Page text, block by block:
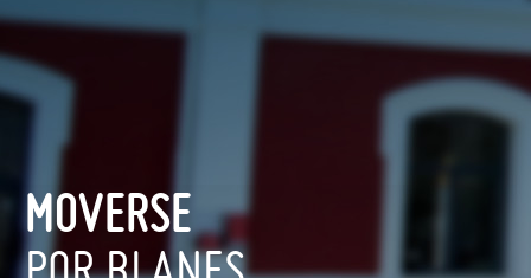
MOVERSE